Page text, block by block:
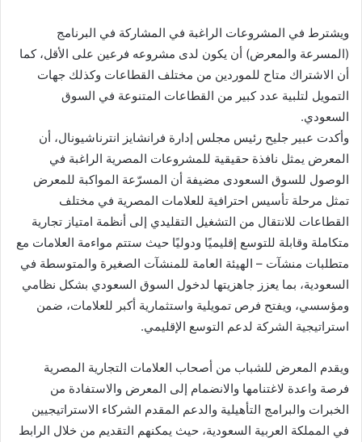
ويشترط في المشروعات الراغبة في المشاركة في البرنامج
(المسرعة والمعرض) أن يكون لدى مشروعه فرعين على الأقل، كما
أن الاشتراك متاح للموردين من مختلف القطاعات وكذلك جهات
التمويل لتلبية عدد كبير من القطاعات المتنوعة في السوق
السعودي.
وأكدت عبير جليح رئيس مجلس إدارة فرانشايز انترناشيونال، أن
المعرض يمثل نافذة حقيقية للمشروعات المصرية الراغبة في
الوصول للسوق السعودى مضيفة أن المسرّعة المواكبة للمعرض
تمثل مرحلة تأسيس احترافية للعلامات المصرية في مختلف
القطاعات للانتقال من التشغيل التقليدي إلى أنظمة امتياز تجارية
متكاملة وقابلة للتوسع إقليميًا ودوليًا حيث ستتم مواءمة العلامات مع
متطلبات منشآت – الهيئة العامة للمنشآت الصغيرة والمتوسطة في
السعودية، بما يعزز جاهزيتها لدخول السوق السعودي بشكل نظامي
ومؤسسي، ويفتح فرص تمويلية واستثمارية أكبر للعلامات، ضمن
استراتيجية الشركة لدعم التوسع الإقليمي.
ويقدم المعرض للشباب من أصحاب العلامات التجارية المصرية
فرصة واعدة لاغتنامها والانضمام إلى المعرض والاستفادة من
الخبرات والبرامج التأهيلية والدعم المقدم الشركاء الاستراتيجيين
في المملكة العربية السعودية، حيث يمكنهم التقديم من خلال الرابط